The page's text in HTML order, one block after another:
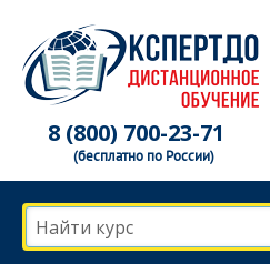
8 (800) 700-23-71
(бесплатно по России)
Найти курс